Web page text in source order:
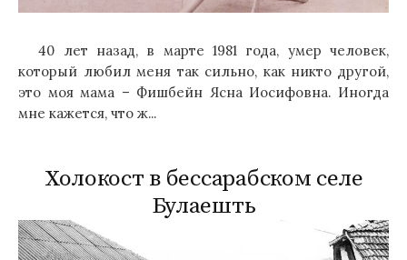
40 лет назад, в марте 1981 года, умер человек,
который любил меня так сильно, как никто другой,
это моя мама – Фишбейн Ясна Иосифовна. Иногда
мне кажется, что ж...
Холокост в бессарабском селе
Булаешть